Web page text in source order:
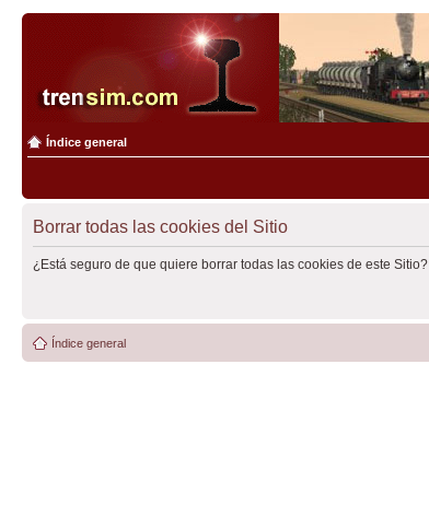
Índice general
Borrar todas las cookies del Sitio
¿Está seguro de que quiere borrar todas las cookies de este Sitio?
Índice general